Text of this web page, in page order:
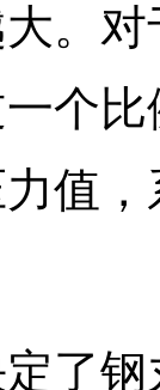
。
个
值
了